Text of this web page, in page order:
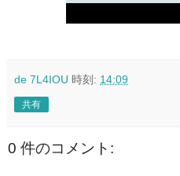
de 7L4IOU 時刻: 14:09
共有
0 件のコメント: